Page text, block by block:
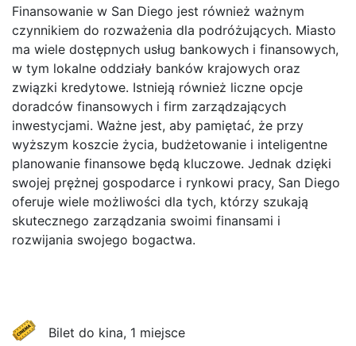
Finansowanie w San Diego jest również ważnym
czynnikiem do rozważenia dla podróżujących. Miasto
ma wiele dostępnych usług bankowych i finansowych,
w tym lokalne oddziały banków krajowych oraz
związki kredytowe. Istnieją również liczne opcje
doradców finansowych i firm zarządzających
inwestycjami. Ważne jest, aby pamiętać, że przy
wyższym koszcie życia, budżetowanie i inteligentne
planowanie finansowe będą kluczowe. Jednak dzięki
swojej prężnej gospodarce i rynkowi pracy, San Diego
oferuje wiele możliwości dla tych, którzy szukają
skutecznego zarządzania swoimi finansami i
rozwijania swojego bogactwa.
Bilet do kina, 1 miejsce